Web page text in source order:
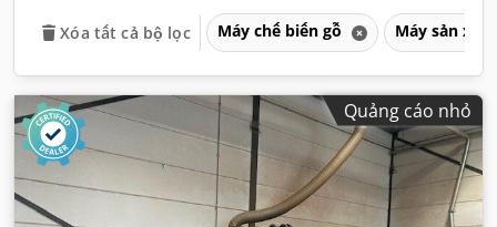
Xóa tất cả bộ lọc Máy chế biến gỗ Máy sản
Quảng cáo nhỏ